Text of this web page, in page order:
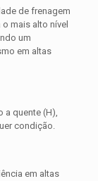
de frenagem
mais alto nível
um
em altas
a quente (H),
condição.
em altas